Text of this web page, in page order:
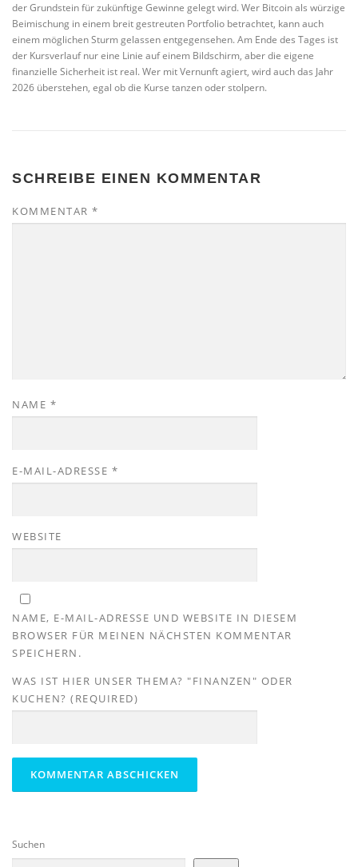
der Grundstein für zukünftige Gewinne gelegt wird. Wer Bitcoin als würzige
Beimischung in einem breit gestreuten Portfolio betrachtet, kann auch
einem möglichen Sturm gelassen entgegensehen. Am Ende des Tages ist
der Kursverlauf nur eine Linie auf einem Bildschirm, aber die eigene
finanzielle Sicherheit ist real. Wer mit Vernunft agiert, wird auch das Jahr
2026 überstehen, egal ob die Kurse tanzen oder stolpern.
SCHREIBE EINEN KOMMENTAR
KOMMENTAR *
NAME *
E-MAIL-ADRESSE *
WEBSITE
NAME, E-MAIL-ADRESSE UND WEBSITE IN DIESEM
BROWSER FÜR MEINEN NÄCHSTEN KOMMENTAR
SPEICHERN.
WAS IST HIER UNSER THEMA? "FINANZEN" ODER
KUCHEN? (REQUIRED)
Suchen